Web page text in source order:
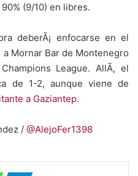
(9/10) en libres.
deberÃ¡ enfocarse en el
Mornar Bar de Montenegro
League. AllÃ­, el
de 1-2, aunque viene de
a Gaziantep.
/ @AlejoFer1398